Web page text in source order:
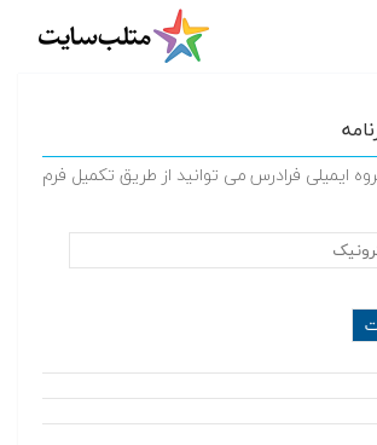
ایمیلی فرادرس می توانید از طریق تکمیل فرم